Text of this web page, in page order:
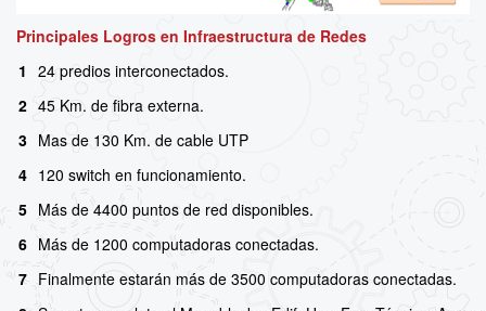
Principales Logros en Infraestructura de Redes
1 24 predios interconectados.
2 45 Km. de fibra externa.
3 Mas de 130 Km. de cable UTP
4 120 switch en funcionamiento.
5 Más de 4400 puntos de red disponibles.
6 Más de 1200 computadoras conectadas.
7 Finalmente estarán más de 3500 computadoras conectadas.